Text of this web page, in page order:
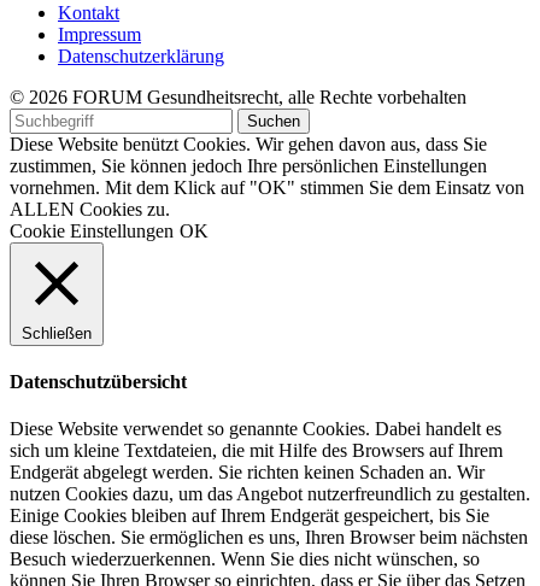
Kontakt
Impressum
Datenschutzerklärung
© 2026 FORUM Gesundheitsrecht, alle Rechte vorbehalten
Diese Website benützt Cookies. Wir gehen davon aus, dass Sie
zustimmen, Sie können jedoch Ihre persönlichen Einstellungen
vornehmen. Mit dem Klick auf "OK" stimmen Sie dem Einsatz von
ALLEN Cookies zu.
Cookie Einstellungen OK
Schließen
Datenschutzübersicht
Diese Website verwendet so genannte Cookies. Dabei handelt es
sich um kleine Textdateien, die mit Hilfe des Browsers auf Ihrem
Endgerät abgelegt werden. Sie richten keinen Schaden an. Wir
nutzen Cookies dazu, um das Angebot nutzerfreundlich zu gestalten.
Einige Cookies bleiben auf Ihrem Endgerät gespeichert, bis Sie
diese löschen. Sie ermöglichen es uns, Ihren Browser beim nächsten
Besuch wiederzuerkennen. Wenn Sie dies nicht wünschen, so
können Sie Ihren Browser so einrichten, dass er Sie über das Setzen